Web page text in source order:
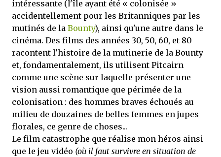
intéressante (l'île ayant été « colonisée »
accidentellement pour les Britanniques par les
mutinés de la Bounty), ainsi qu'une autre dans le
cinéma. Des films des années 30, 50, 60, et 80
racontent l'histoire de la mutinerie de la Bounty
et, fondamentalement, ils utilisent Pitcairn
comme une scène sur laquelle présenter une
vision aussi romantique que périmée de la
colonisation : des hommes braves échoués au
milieu de douzaines de belles femmes en jupes
florales, ce genre de choses...
Le film catastrophe que réalise mon héros ainsi
que le jeu vidéo (où il faut survivre en situation de